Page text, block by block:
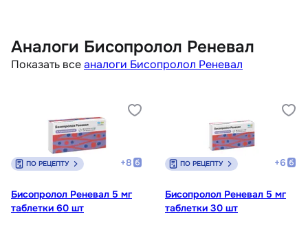
Аналоги Бисопролол Реневал
Показать всеаналоги Бисопролол Реневал
ПО РЕЦЕПТУ +8
Бисопролол Реневал 5 мг
таблетки 60 шт
ПО РЕЦЕПТУ +6
Бисопролол Реневал 5 мг
таблетки 30 шт